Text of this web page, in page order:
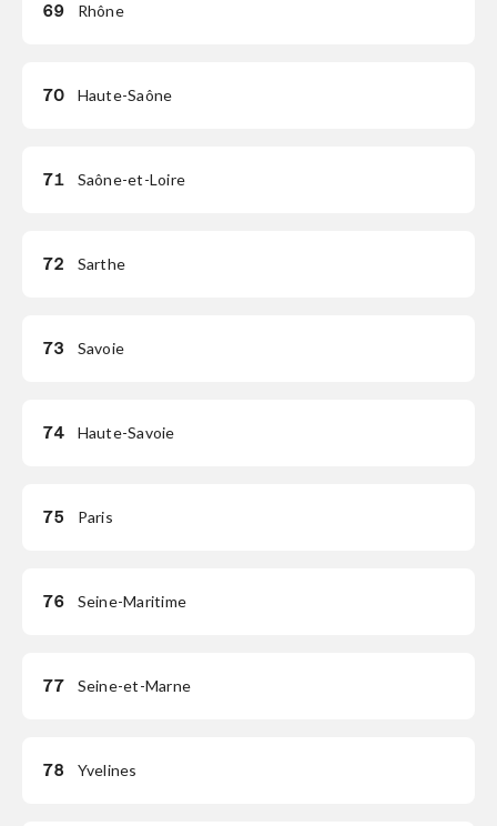
69 Rhône
70 Haute-Saône
71 Saône-et-Loire
72 Sarthe
73 Savoie
74 Haute-Savoie
75 Paris
76 Seine-Maritime
77 Seine-et-Marne
78 Yvelines